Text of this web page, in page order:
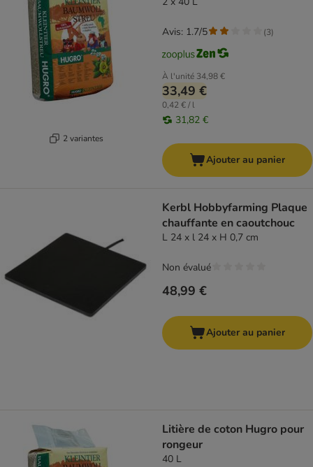
2 variantes
À l'unité 34,98 €
33,49 €
0,42 € / l
31,82 €
Avis: 1.7/5 (3)
Ajouter au panier
Kerbl Hobbyfarming Plaque
chauffante en caoutchouc
L 24 x l 24 x H 0,7 cm
48,99 €
Non évalué
Ajouter au panier
Litière de coton Hugro pour
rongeur
40 L